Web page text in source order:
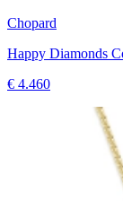
Chopard
Happy Diamonds
€ 4.460